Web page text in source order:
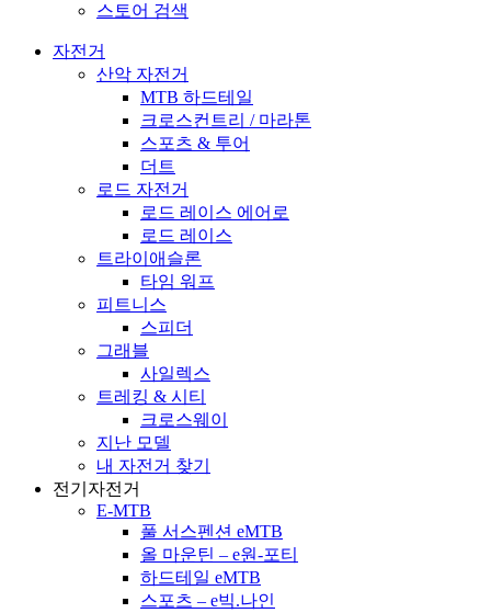
스토어 검색
자전거
산악 자전거
MTB 하드테일
크로스컨트리 / 마라톤
스포츠 & 투어
더트
로드 자전거
로드 레이스 에어로
로드 레이스
트라이애슬론
타임 워프
피트니스
스피더
그래블
사일렉스
트레킹 & 시티
크로스웨이
지난 모델
내 자전거 찾기
전기자전거
E-MTB
풀 서스펜션 eMTB
올 마운틴 – e원-포티
하드테일 eMTB
스포츠 – e빅.나인